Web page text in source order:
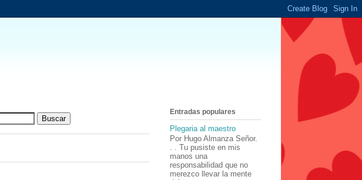
Entradas populares
Plegaria al maestro
Por Hugo Almanza Señor.
. . Tu pusiste en mis
manos una
responsabilidad que no
merezco llevar la mente